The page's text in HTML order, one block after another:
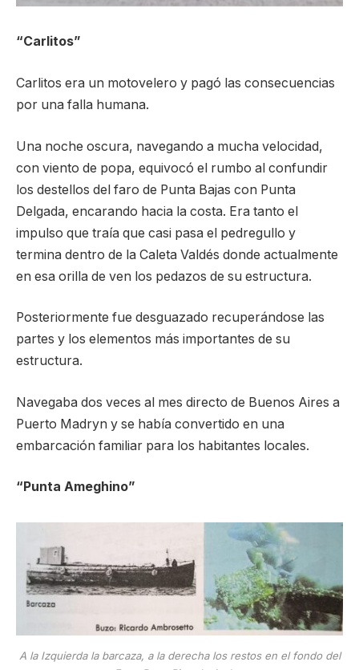
“Carlitos”
Carlitos era un motovelero y pagó las consecuencias
por una falla humana.
Una noche oscura, navegando a mucha velocidad,
con viento de popa, equivocó el rumbo al confundir
los destellos del faro de Punta Bajas con Punta
Delgada, encarando hacia la costa. Era tanto el
impulso que traía que casi pasa el pedregullo y
termina dentro de la Caleta Valdés donde actualmente
en esa orilla de ven los pedazos de su estructura.
Posteriormente fue desguazado recuperándose las
partes y los elementos más importantes de su
estructura.
Navegaba dos veces al mes directo de Buenos Aires a
Puerto Madryn y se había convertido en una
embarcación familiar para los habitantes locales.
“Punta Ameghino”
A la Izquierda la barcaza, a la derecha los restos en el fondo del